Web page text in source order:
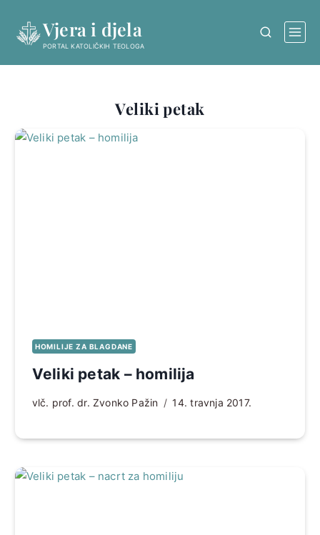
content
Vjera i djela
PORTAL KATOLIČKIH TEOLOGA
Veliki petak
HOMILIJE ZA BLAGDANE
Veliki petak – homilija
vlč. prof. dr. Zvonko Pažin 14. travnja 2017.